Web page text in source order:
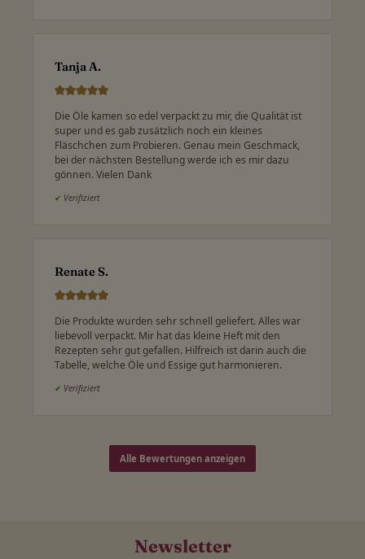
Tanja A.
Die Öle kamen so edel verpackt zu mir, die Qualität ist
super und es gab zusätzlich noch ein kleines
Fläschchen zum Probieren. Genau mein Geschmack,
bei der nächsten Bestellung werde ich es mir dazu
gönnen. Vielen Dank
✔ Verifiziert
Renate S.
Die Produkte wurden sehr schnell geliefert. Alles war
liebevoll verpackt. Mir hat das kleine Heft mit den
Rezepten sehr gut gefallen. Hilfreich ist darin auch die
Tabelle, welche Öle und Essige gut harmonieren.
✔ Verifiziert
Alle Bewertungen anzeigen
Newsletter